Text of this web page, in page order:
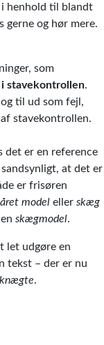
henhold til blandt
gerne og hør mere.
som
stavekontrollen.
til ud som fejl,
stavekontrollen.
det er en reference
at det er
er frisøren
model eller skæg
skægmodel.
let udgøre en
tekst – der er nu
.